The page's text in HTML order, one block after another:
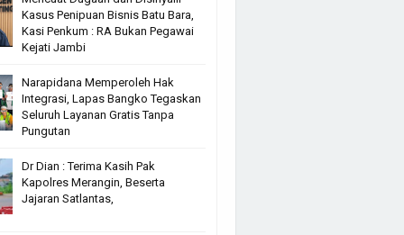
Kasus Penipuan Bisnis Batu Bara,
Kasi Penkum : RA Bukan Pegawai
Kejati Jambi
Narapidana Memperoleh Hak
Integrasi, Lapas Bangko Tegaskan
Seluruh Layanan Gratis Tanpa
Pungutan
Dr Dian : Terima Kasih Pak
Kapolres Merangin, Beserta
Jajaran Satlantas,